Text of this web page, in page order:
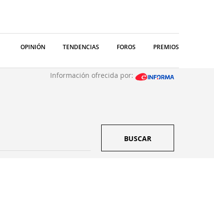
OPINIÓN TENDENCIAS FOROS PREMIOS
Información ofrecida por:
BUSCAR